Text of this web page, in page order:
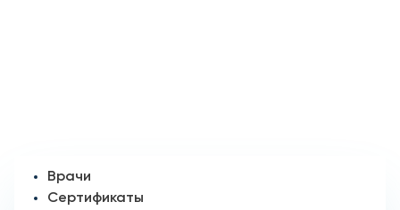
Врачи
Сертификаты